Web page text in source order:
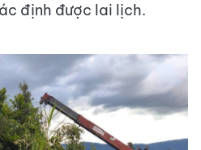
định được lai lịch.